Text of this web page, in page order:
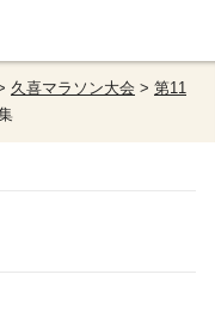
久喜マラソン大会 > 第11